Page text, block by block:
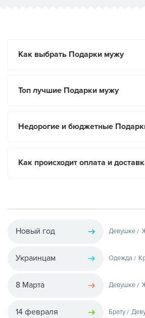
Как выбрать Подарки мужу
Топ лучшие Подарки мужу
Недорогие и бюджетные
Как происходит оплата и
Новый год Девушке
Украинцам Одежда
8 Марта Девушке
14 февраля Брату